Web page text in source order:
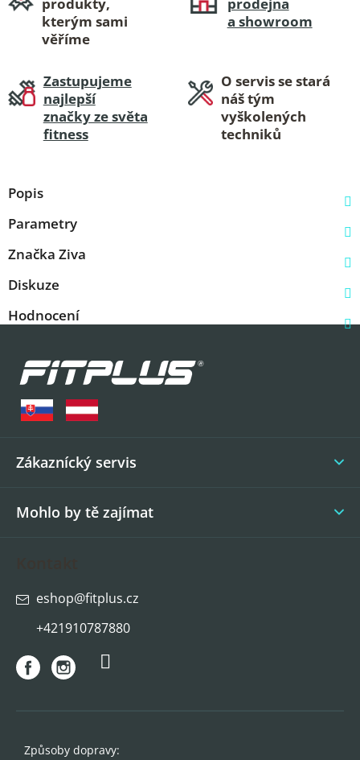
kterým sami
věříme
a showroom
Zastupujeme
najlepší
značky ze světa
fitness
O servis se stará
náš tým
vyškolených
techniků
Popis
Parametry
Značka Ziva
Diskuze
Hodnocení
Zákaznícký servis
Mohlo by tě zajímat
eshop@fitplus.cz
+421910787880
Způsoby dopravy: